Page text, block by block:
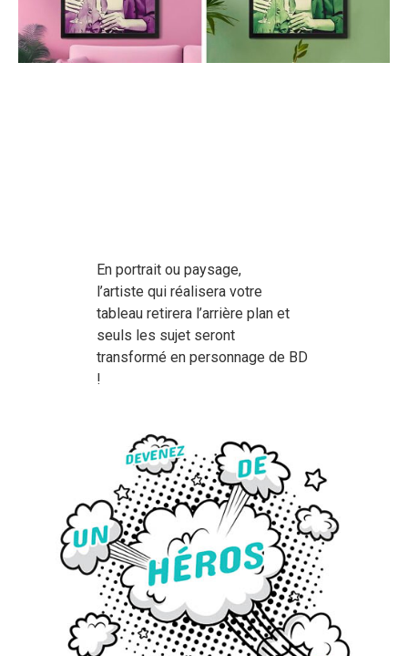
En portrait ou paysage,
l’artiste qui réalisera votre
tableau retirera l’arrière plan et
seuls les sujet seront
transformé en personnage de BD
!